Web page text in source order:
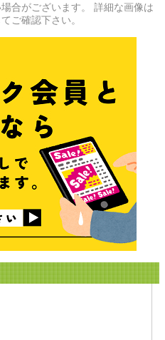
合がございます。 詳細な画像は
ご確認下さい。